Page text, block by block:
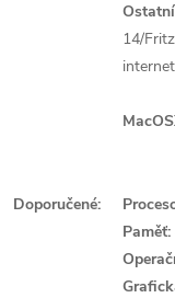
14/
Doporučené:
Paměť: